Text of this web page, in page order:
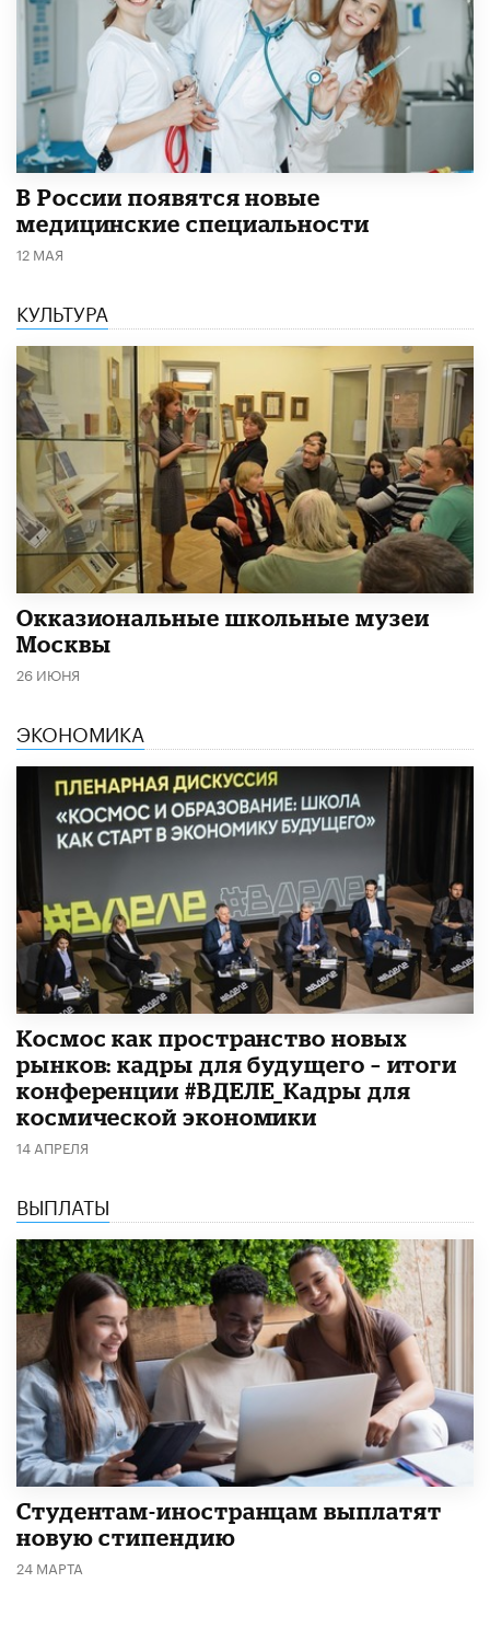
В России появятся новые
медицинские специальности
12 МАЯ
КУЛЬТУРА
​Окказиональные школьные музеи
Москвы
26 ИЮНЯ
ЭКОНОМИКА
Космос как пространство новых
рынков: кадры для будущего – итоги
конференции #ВДЕЛЕ_Кадры для
космической экономики
14 АПРЕЛЯ
ВЫПЛАТЫ
Студентам-иностранцам выплатят
новую стипендию
24 МАРТА